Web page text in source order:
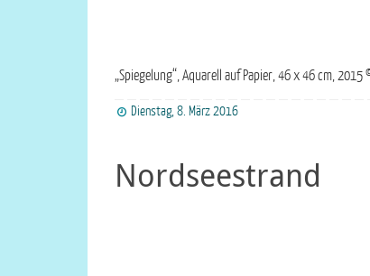
„Spiegelung“, Aquarell auf Papier, 46 x 46 cm,
Dienstag, 8. März 2016
Nordseestrand